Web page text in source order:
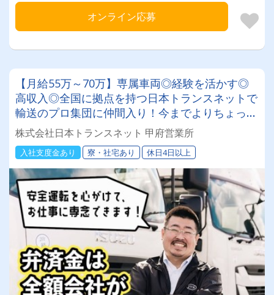
オンライン応募
【月給55万～70万】専属車両◎経験を活かす◎
高収入◎全国に拠点を持つ日本トランスネットで
輸送のプロ集団に仲間入り！今までよりちょっと
リッチな生活を手に入れませんか？
株式会社日本トランスネット 甲府営業所
入社支度金あり 寮・社宅あり 休日4日以上